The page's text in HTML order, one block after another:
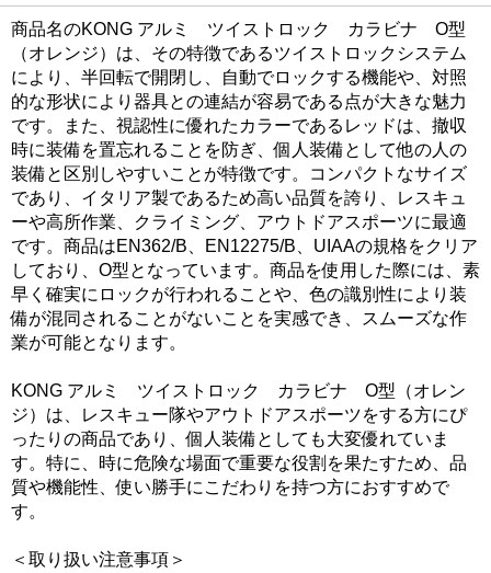
商品名のKONG アルミ ツイストロック カラビナ O型
（オレンジ）は、その特徴であるツイストロックシステム
により、半回転で開閉し、自動でロックする機能や、対照
的な形状により器具との連結が容易である点が大きな魅力
です。また、視認性に優れたカラーであるレッドは、撤収
時に装備を置忘れることを防ぎ、個人装備として他の人の
装備と区別しやすいことが特徴です。コンパクトなサイズ
であり、イタリア製であるため高い品質を誇り、レスキュ
ーや高所作業、クライミング、アウトドアスポーツに最適
です。商品はEN362/B、EN12275/B、UIAAの規格をクリア
しており、O型となっています。商品を使用した際には、素
早く確実にロックが行われることや、色の識別性により装
備が混同されることがないことを実感でき、スムーズな作
業が可能となります。
KONG アルミ ツイストロック カラビナ O型（オレン
ジ）は、レスキュー隊やアウトドアスポーツをする方にぴ
ったりの商品であり、個人装備としても大変優れていま
す。特に、時に危険な場面で重要な役割を果たすため、品
質や機能性、使い勝手にこだわりを持つ方におすすめで
す。
＜取り扱い注意事項＞